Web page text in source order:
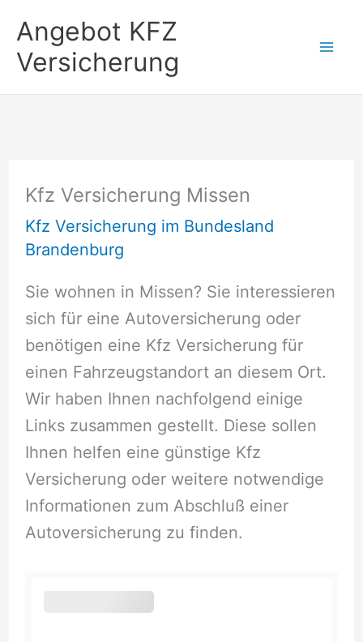
Inhalt
springen
Angebot KFZ
Versicherung
Kfz Versicherung Missen
Kfz Versicherung im Bundesland
Brandenburg
Sie wohnen in Missen? Sie interessieren
sich für eine Autoversicherung oder
benötigen eine Kfz Versicherung für
einen Fahrzeugstandort an diesem Ort.
Wir haben Ihnen nachfolgend einige
Links zusammen gestellt. Diese sollen
Ihnen helfen eine günstige Kfz
Versicherung oder weitere notwendige
Informationen zum Abschluß einer
Autoversicherung zu finden.